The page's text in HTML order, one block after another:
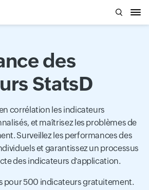
des
StatsD
corrélation les indicateurs
et maîtrisez les problèmes de
Surveillez les performances des
et garantissez un processus
des indicateurs d'application.
pour 500 indicateurs gratuitement.